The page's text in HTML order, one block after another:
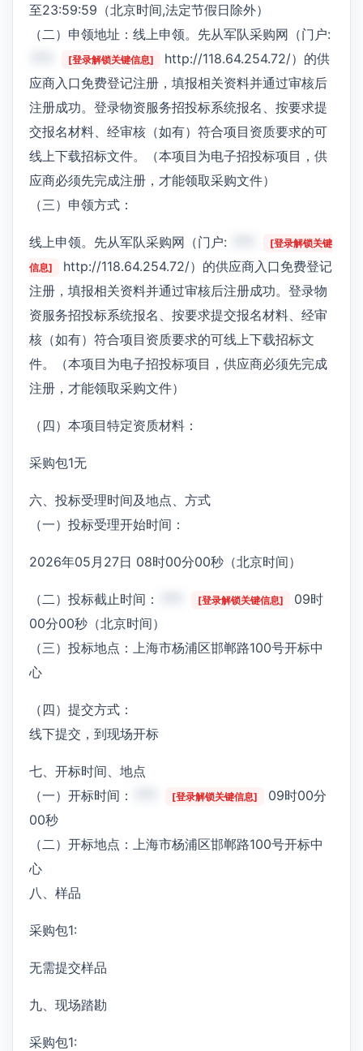
至23:59:59（北京时间,法定节假日除外）
（二）申领地址：线上申领。先从军队采购网（门户:
[登录解锁关键信息]
http://118.64.254.72/）的供
应商入口免费登记注册，填报相关资料并通过审核后
注册成功。登录物资服务招投标系统报名、按要求提
交报名材料、经审核（如有）符合项目资质要求的可
线上下载招标文件。（本项目为电子招投标项目，供
应商必须先完成注册，才能领取采购文件）
（三）申领方式：
线上申领。先从军队采购网（门户:
[登录解锁关键
信息]
http://118.64.254.72/）的供应商入口免费登记
注册，填报相关资料并通过审核后注册成功。登录物
资服务招投标系统报名、按要求提交报名材料、经审
核（如有）符合项目资质要求的可线上下载招标文
件。（本项目为电子招投标项目，供应商必须先完成
注册，才能领取采购文件）
（四）本项目特定资质材料：
采购包1无
六、投标受理时间及地点、方式
（一）投标受理开始时间：
2026年05月27日 08时00分00秒（北京时间）
（二）投标截止时间： [登录解锁关键信息]
09时
00分00秒（北京时间）
（三）投标地点：上海市杨浦区邯郸路100号开标中
心
（四）提交方式：
线下提交，到现场开标
七、开标时间、地点
（一）开标时间：
[登录解锁关键信息]
09时00分
00秒
（二）开标地点：上海市杨浦区邯郸路100号开标中
心
八、样品
采购包1:
无需提交样品
九、现场踏勘
采购包1: